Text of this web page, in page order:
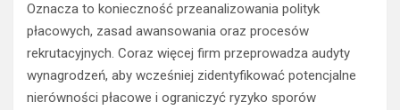
Oznacza to konieczność przeanalizowania polityk
płacowych, zasad awansowania oraz procesów
rekrutacyjnych. Coraz więcej firm przeprowadza audyty
wynagrodzeń, aby wcześniej zidentyfikować potencjalne
nierówności płacowe i ograniczyć ryzyko sporów